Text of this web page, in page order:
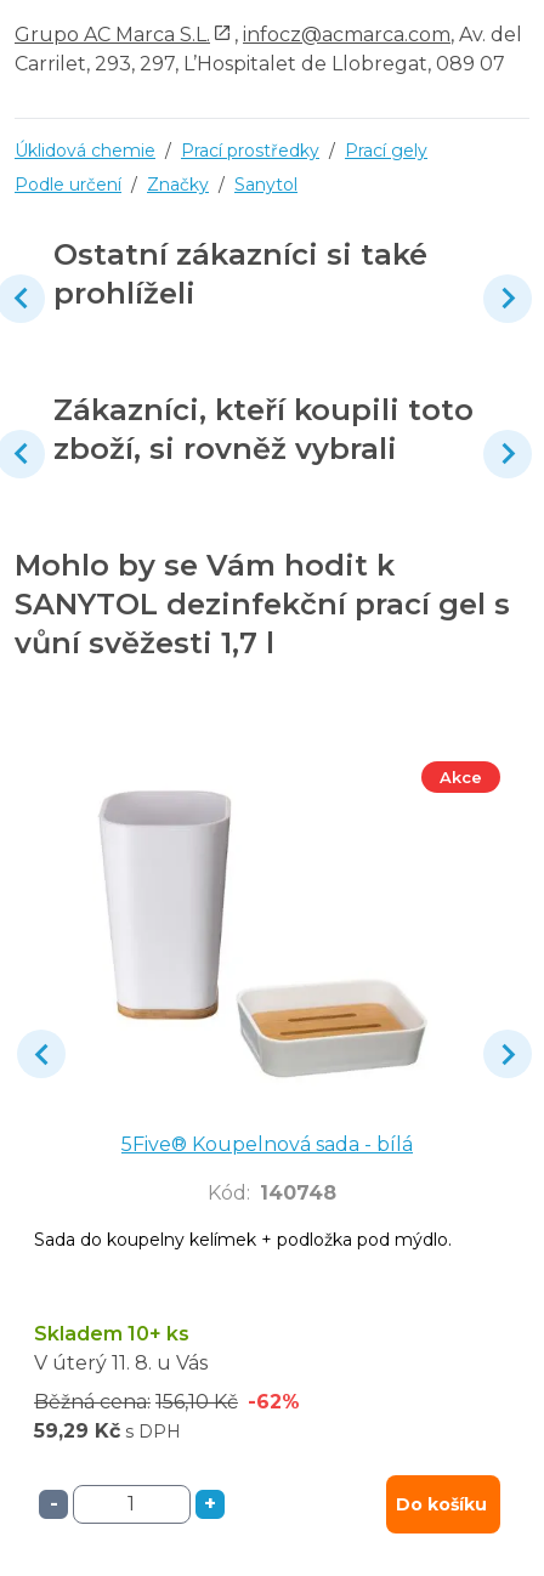
Grupo AC Marca S.L. , infocz@acmarca.com, Av. del
Carrilet, 293, 297, L’Hospitalet de Llobregat, 089 07
Úklidová chemie / Prací prostředky / Prací gely
Podle určení / Značky / Sanytol
Ostatní zákazníci si také
prohlíželi
Zákazníci, kteří koupili toto
zboží, si rovněž vybrali
Mohlo by se Vám hodit k
SANYTOL dezinfekční prací gel s
vůní svěžesti 1,7 l
Akce
5Five® Koupelnová sada - bílá
Kód : 140748
Sada do koupelny kelímek + podložka pod mýdlo.
Skladem 10+ ks
V úterý 11. 8. u Vás
Běžná cena: 156,10 Kč -62%
59,29 Kč s DPH
- + Do košíku